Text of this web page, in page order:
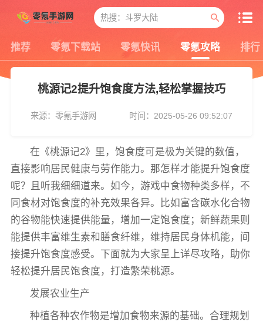
推荐 零氪下载站 零氪快讯 零氪攻略 排行
桃源记2提升饱食度方法,轻松掌握技巧
来源：零氪手游网 时间：2025-05-26 09:52:07
在《桃源记2》里，饱食度可是极为关键的数值，
直接影响居民健康与劳作能力。那怎样才能提升饱食度
呢？且听我细细道来。如今，游戏中食物种类多样，不
同食材对饱食度的补充效果各异。比如富含碳水化合物
的谷物能快速提供能量，增加一定饱食度；新鲜蔬果则
能提供丰富维生素和膳食纤维，维持居民身体机能，间
接提升饱食度感受。下面就为大家呈上详尽攻略，助你
轻松提升居民饱食度，打造繁荣桃源。
发展农业生产
种植各种农作物是增加食物来源的基础。合理规划